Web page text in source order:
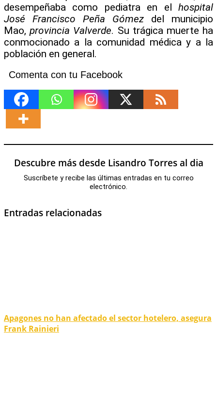
desempeñaba como pediatra en el hospital
José Francisco Peña Gómez del municipio
Mao, provincia Valverde. Su trágica muerte ha
conmocionado a la comunidad médica y a la
población en general.
Comenta con tu Facebook
Descubre más desde Lisandro Torres al dia
Suscríbete y recibe las últimas entradas en tu correo
electrónico.
Entradas relacionadas
Apagones no han afectado el sector hotelero, asegura
Frank Rainieri